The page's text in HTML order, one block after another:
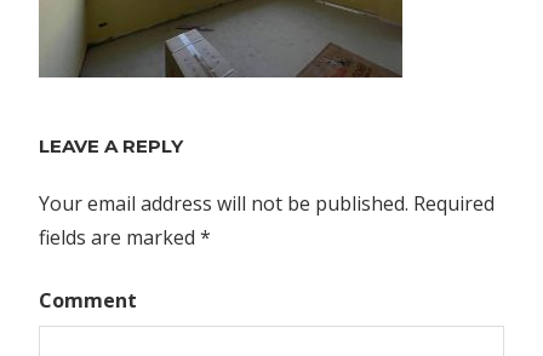
LEAVE A REPLY
Your email address will not be published. Required
fields are marked *
Comment